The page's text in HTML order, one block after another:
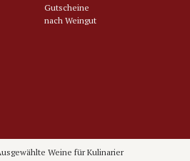
Gutscheine
nach Weingut
Weine für Kulinarier